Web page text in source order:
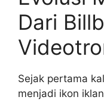
Dari
Sejak pertama
menjadi ikon